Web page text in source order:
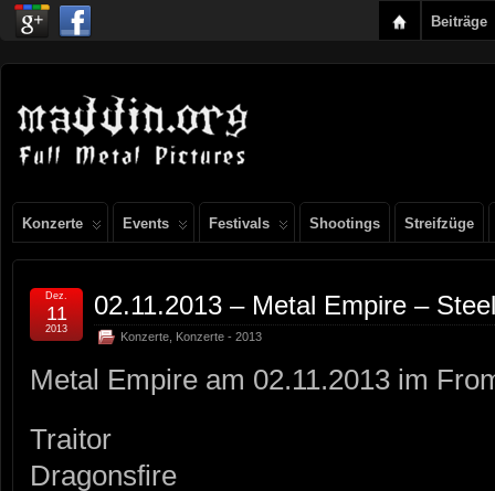
Beiträge
Konzerte Events Festivals Shootings Streifzüge
02.11.2013 – Metal Empire –
Konzerte Konzerte - 2013
Dez.
11
2013
Metal Empire am 02.11.2013 im
Traitor
Dragonsfire